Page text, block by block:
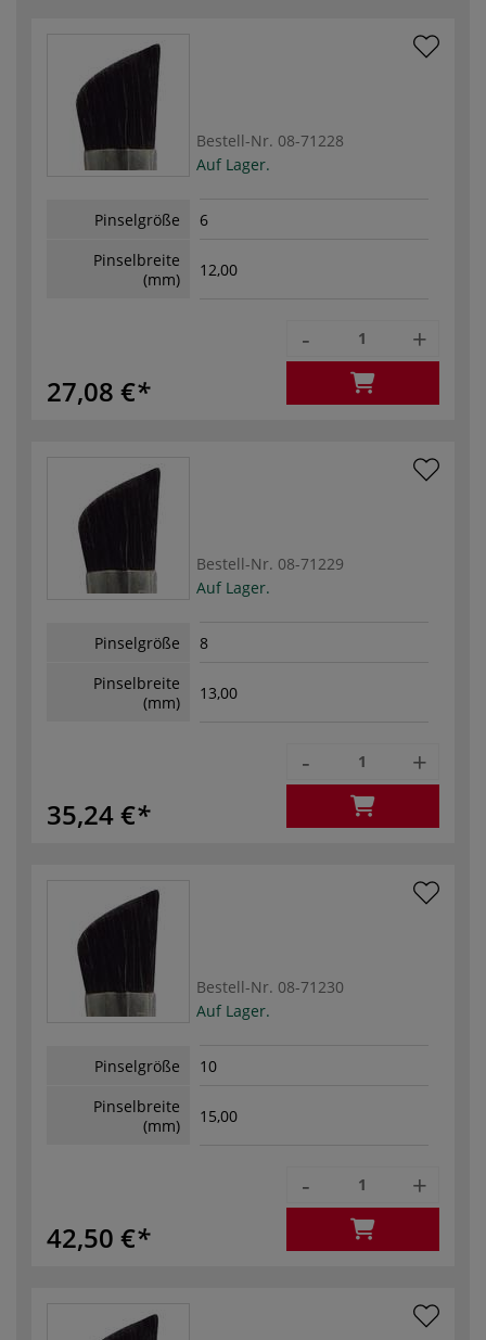
Bestell-Nr. 08-71228
Auf Lager.
Pinselgröße
6
Pinselbreite
(mm)
12,00
27,08 €
- +
Bestell-Nr. 08-71229
Auf Lager.
Pinselgröße
8
Pinselbreite
(mm)
13,00
35,24 €
- +
Bestell-Nr. 08-71230
Auf Lager.
Pinselgröße
10
Pinselbreite
(mm)
15,00
42,50 €
- +